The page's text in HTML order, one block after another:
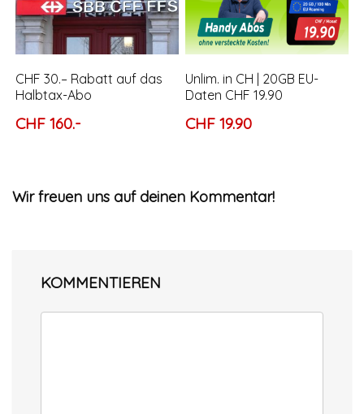
CHF 30.– Rabatt auf das
Halbtax-Abo
CHF 160.-
Unlim. in CH | 20GB EU-
Daten CHF 19.90
CHF 19.90
Wir freuen uns auf deinen Kommentar!
KOMMENTIEREN